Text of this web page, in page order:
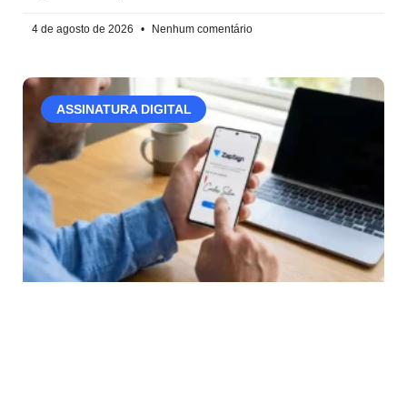
4 de agosto de 2026 Nenhum comentário
ASSINATURA DIGITAL